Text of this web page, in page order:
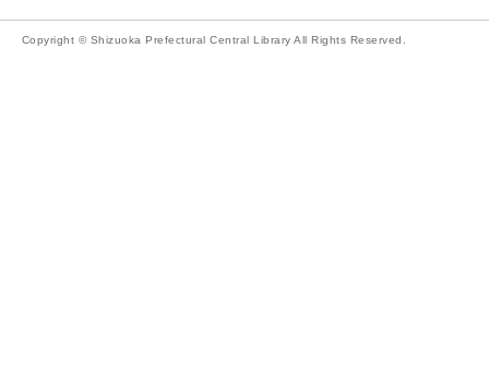
Copyright © Shizuoka Prefectural Central Library All Rights Reserved.